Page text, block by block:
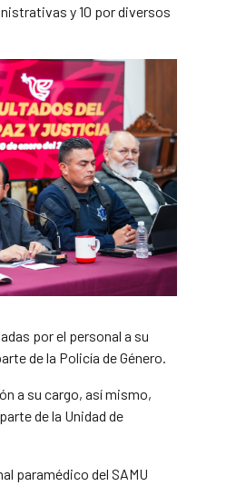
y 10 por diversos
por el personal a su
de la Policía de Género.
a su cargo, así mismo,
de la Unidad de
paramédico del SAMU